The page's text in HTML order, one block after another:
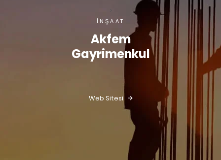
İNŞAAT
Akfem
Gayrimenkul
Web Sitesi